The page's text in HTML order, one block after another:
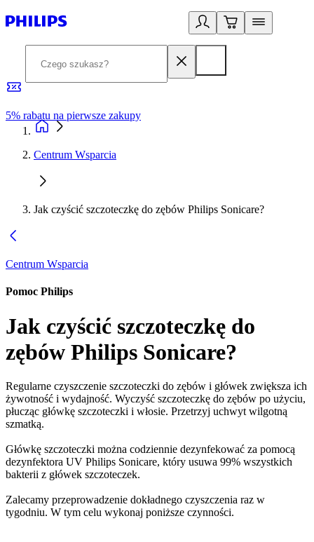
5% rabatu na pierwsze zakupy
Centrum Wsparcia
Jak czyścić szczoteczkę do zębów Philips Sonicare?
Centrum Wsparcia
Pomoc Philips
Jak czyścić szczoteczkę do
zębów Philips Sonicare?
Regularne czyszczenie szczoteczki do zębów i główek zwiększa ich
żywotność i wydajność. Wyczyść szczoteczkę do zębów po użyciu,
płucząc główkę szczoteczki i włosie. Przetrzyj uchwyt wilgotną
szmatką.
Główkę szczoteczki można codziennie dezynfekować za pomocą
dezynfektora UV Philips Sonicare, który usuwa 99% wszystkich
bakterii z główek szczoteczek.
Zalecamy przeprowadzenie dokładnego czyszczenia raz w
tygodniu. W tym celu wykonaj poniższe czynności.